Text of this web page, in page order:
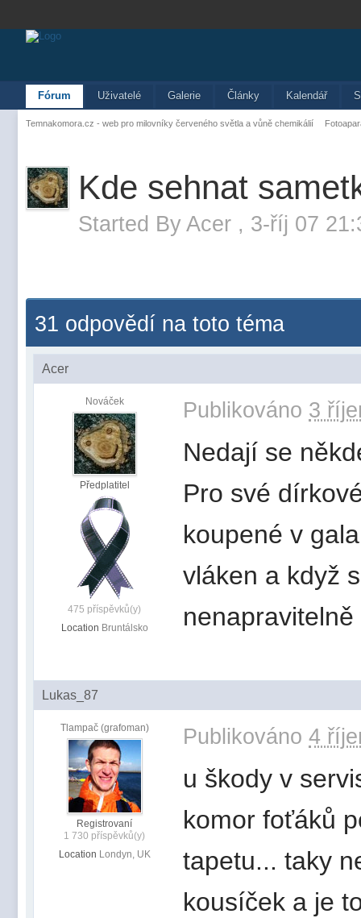
Fórum Uživatelé Galerie Články Kalendář
Temnakomora.cz - web pro milovníky červeného světla a vůně chemikálií
Kde sehnat
Started ByAcer , 3-říj 07
31 odpovědí na toto téma
Acer
Nováček
Předplatitel
475 příspěvků(y)
Location Bruntálsko
Publikováno 3
Nedají se
Pro své
koupené v
vláken a když
nenapravitelně
Lukas_87
Tlampač (grafoman)
Registrovaní
1 730 příspěvků(y)
Location Londyn, UK
Publikováno 4
u škody v
komor foťáků
tapetu... taky
kousíček a je